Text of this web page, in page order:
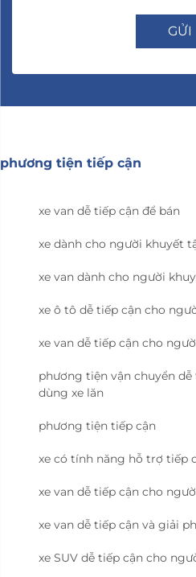
GỬI
phương tiện tiếp cận
xe van dễ tiếp cận để bán
xe dành cho người khuyết
xe van dành cho người
xe ô tô dễ tiếp cận cho
xe van dễ tiếp cận cho
phương tiện vận chuyển
dùng xe lăn
phương tiện tiếp cận
xe có tính năng hỗ trợ tiếp
xe van dễ tiếp cận cho
xe van dễ tiếp cận và giải
xe SUV dễ tiếp cận cho